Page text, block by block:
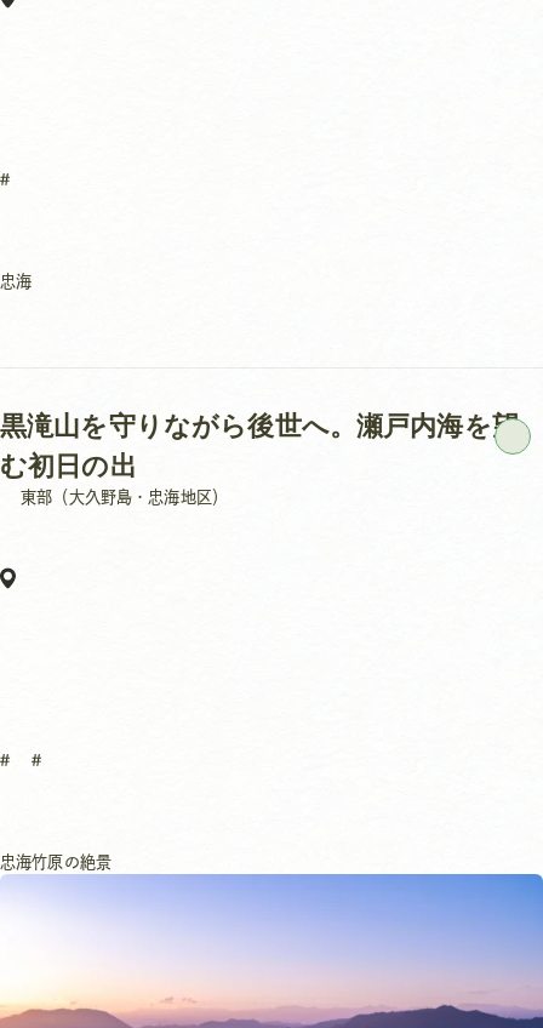
忠海
黒滝山を守りながら後世へ。瀬戸内海を望
む初日の出
東部（大久野島・忠海地区）
忠海竹原の絶景